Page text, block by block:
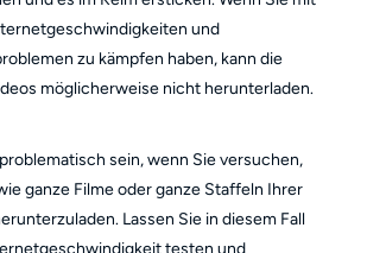
und
zu kämpfen haben, kann die
möglicherweise nicht herunterladen.
sein, wenn Sie versuchen,
ganze Filme oder ganze Staffeln Ihrer
Lassen Sie in diesem Fall
testen und